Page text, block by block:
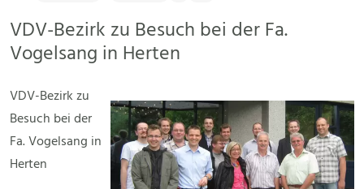
VDV-Bezirk zu Besuch bei der Fa.
Vogelsang in Herten
VDV-Bezirk zu
Besuch bei der
Fa. Vogelsang in
Herten